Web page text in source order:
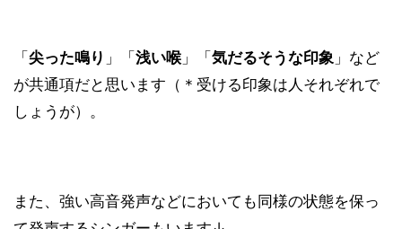
「 尖った鳴り 」「 浅い喉 」「 気だるそうな印象 」など
が共通項だと思います（＊受ける印象は人それぞれで
しょうが）。
また、強い高音発声などにおいても同様の状態を保っ